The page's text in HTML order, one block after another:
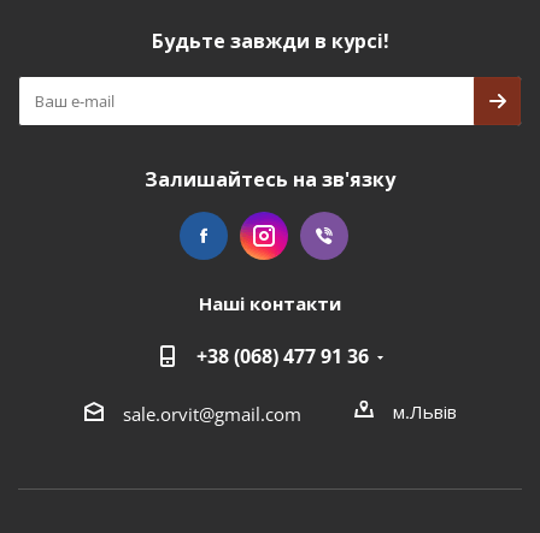
Будьте завжди в курсі!
Залишайтесь на зв'язку
Наші контакти
+38 (068) 477 91 36
sale.orvit@gmail.com м.Львів